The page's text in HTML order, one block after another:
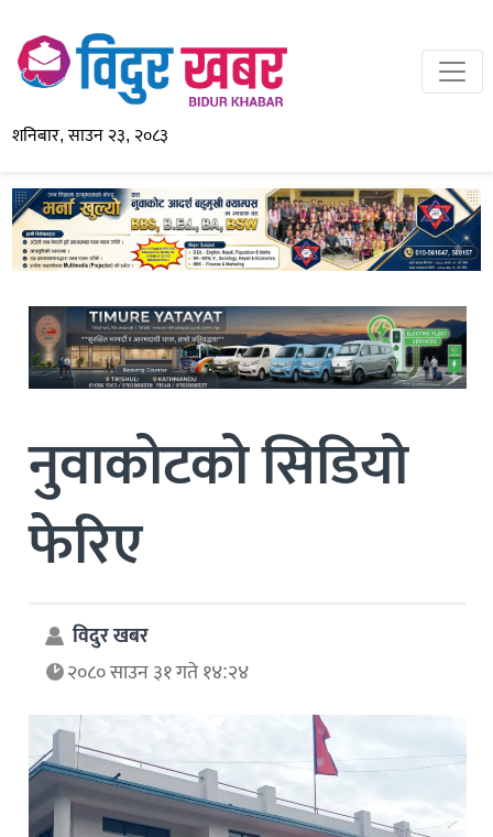
शनिबार, साउन २३, २०८३
नुवाकोटको सिडियो
फेरिए
विदुर खबर
२०८० साउन ३१ गते १४:२४